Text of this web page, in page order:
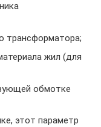
трансформатора;
жил (для
обмотке
этот параметр